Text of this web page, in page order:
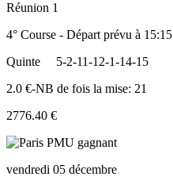
Réunion 1
4° Course - Départ prévu à 15:15
Quinte
5-2-11-12-1-14-15
2.0 €-NB de fois la mise: 21
2776.40 €
vendredi 05 décembre